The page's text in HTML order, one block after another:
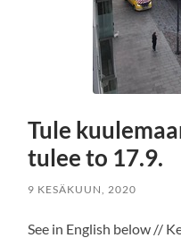
Tule
tulee to 17.9.
9 KESÄKUUN, 2020
See in English below //